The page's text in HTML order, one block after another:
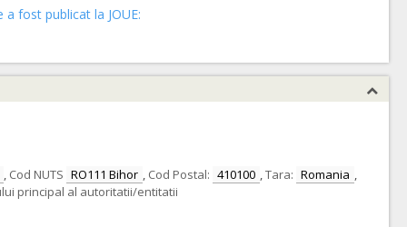
fost publicat la JOUE:
, Cod NUTS RO111 Bihor , Cod Postal: 410100 ,Tara: Romania ,
principal al autoritatii/entitatii